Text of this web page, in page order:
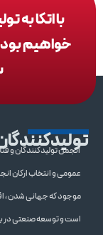
با اتکا به
خواهیم بود
عمومی و انتخاب ارکان
موجود که جهانی شدن ،
است و توسعه صنعتی در